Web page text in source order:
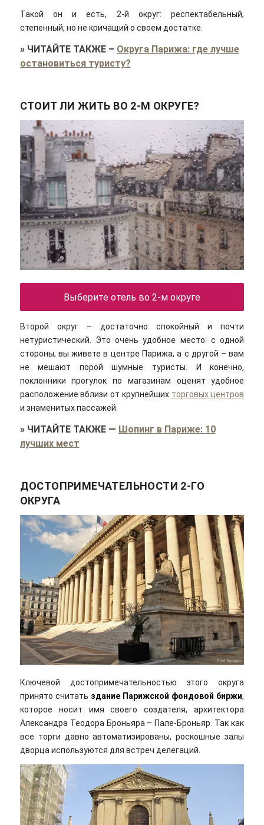
Такой он и есть, 2-й округ: респектабельный,
степенный, но не кричащий о своем достатке.
» ЧИТАЙТЕ ТАКЖЕ– Округа Парижа: где лучше
остановиться туристу?
СТОИТ ЛИ ЖИТЬ ВО 2-М ОКРУГЕ?
Выберите отель во 2-м округе
Второй округ – достаточно спокойный и почти
нетуристический. Это очень удобное место: с одной
стороны, вы живете в центре Парижа, а с другой – вам
не мешают порой шумные туристы. И конечно,
поклонники прогулок по магазинам оценят удобное
расположение вблизи от крупнейших торговых центров
и знаменитых пассажей.
» ЧИТАЙТЕ ТАКЖЕ— Шопинг в Париже: 10
лучших мест
ДОСТОПРИМЕЧАТЕЛЬНОСТИ 2-ГО
ОКРУГА
Ключевой достопримечательностью этого округа
принято считать здание Парижской фондовой биржи,
которое носит имя своего создателя, архитектора
Александра Теодора Броньяра – Пале-Броньяр. Так как
все торги давно автоматизированы, роскошные залы
дворца используются для встреч делегаций.